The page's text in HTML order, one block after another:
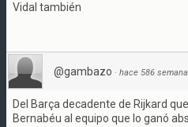
Vidal también
@gambazo · hace 586
Del Barça decadente de Rijkard
Bernabéu al equipo que lo ganó